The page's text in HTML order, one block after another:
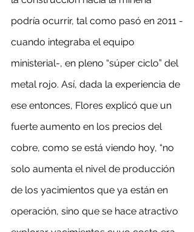
podría ocurrir, tal como pasó en 2011 -
cuando integraba el equipo
ministerial-, en pleno “súper ciclo” del
metal rojo. Así, dada la experiencia de
ese entonces, Flores explicó que un
fuerte aumento en los precios del
cobre, como se está viendo hoy, “no
solo aumenta el nivel de producción
de los yacimientos que ya están en
operación, sino que se hace atractivo